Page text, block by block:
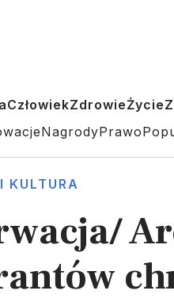
CzłowiekZdrowieŻycie
NagrodyPrawo
KULTURA